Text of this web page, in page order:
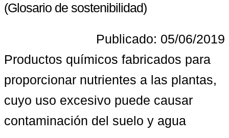
(Glosario de sostenibilidad)
Publicado: 05/06/2019
Productos químicos fabricados para
proporcionar nutrientes a las plantas,
cuyo uso excesivo puede causar
contaminación del suelo y agua